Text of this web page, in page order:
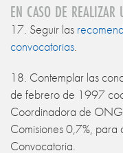
EN CASO DE REALIZAR
17. Seguir las
convocatorias.
18. Contemplar las
de febrero de 1997
Coordinadora de
Comisiones 0,7%, para
Convocatoria.